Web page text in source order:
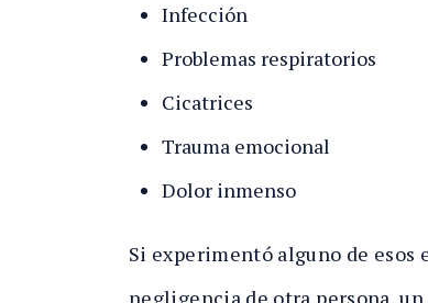
Infección
Problemas respiratorios
Cicatrices
Trauma emocional
Dolor inmenso
Si experimentó alguno de esos
negligencia de otra persona,